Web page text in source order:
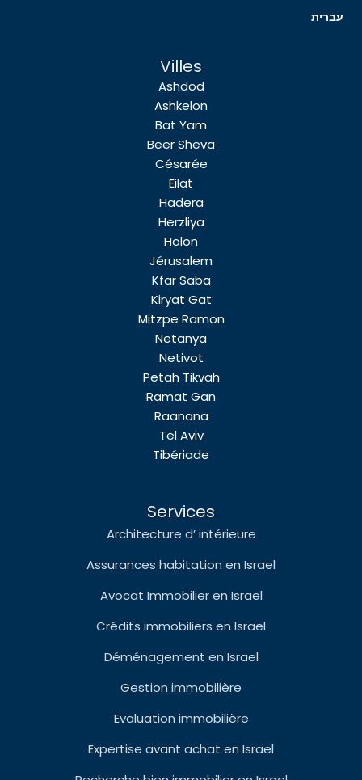
Villes
Ashdod
Ashkelon
Bat Yam
Beer Sheva
Césarée
Eilat
Hadera
Herzliya
Holon
Jérusalem
Kfar Saba
Kiryat Gat
Mitzpe Ramon
Netanya
Netivot
Petah Tikvah
Ramat Gan
Raanana
Tel Aviv
Tibériade
Services
Architecture d’ intérieure
Assurances habitation en Israel
Avocat Immobilier en Israel
Crédits immobiliers en Israel
Déménagement en Israel
Gestion immobilière
Evaluation immobilière
Expertise avant achat en Israel